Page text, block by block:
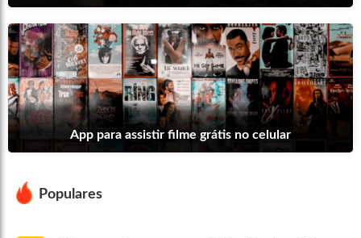
App para assistir filme grátis no celular
Populares